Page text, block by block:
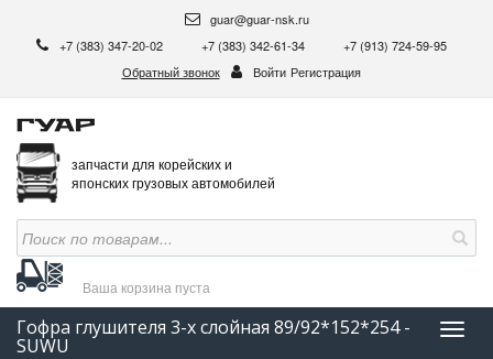
guar@guar-nsk.ru
+7 (383) 347-20-02
+7 (383) 342-61-34
+7 (913) 724-59-95
Обратный звонок
Войти Регистрация
запчасти для корейских и
японских грузовых автомобилей
Ваша корзина пуста
Гофра глушителя 3-х слойная 89/92*152*254 -
SUWU